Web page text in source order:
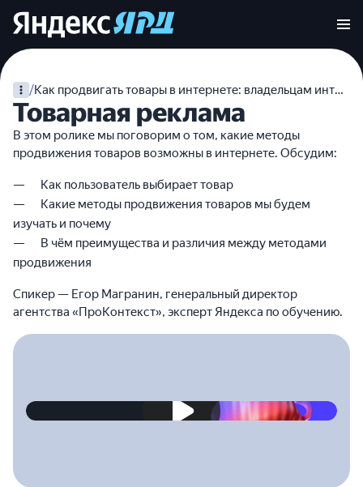
/ Как продвигать товары в интернете: владельцам интернет-магазинов
Товарная реклама
В этом ролике мы поговорим о том, какие методы
продвижения товаров возможны в интернете. Обсудим:
Как пользователь выбирает товар
Какие методы продвижения товаров мы будем
изучать и почему
В чём преимущества и различия между методами
продвижения
Спикер — Егор Магранин, генеральный директор
агентства «ПроКонтекст», эксперт Яндекса по обучению.
2023-04-28T00:00:00.000Z